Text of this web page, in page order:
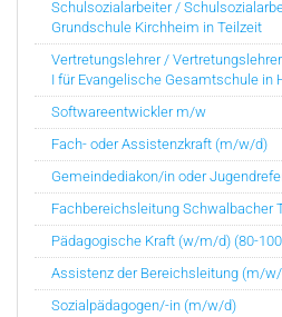
Schulsozialarbeiter /
Grundschule Kirchheim in Teilzeit
Vertretungslehrer /
I für Evangelische Gesamtschule in
Softwareentwickler m/w
Fach- oder Assistenzkraft (m/w/d)
Gemeindediakon/in oder
Fachbereichsleitung Schwalbacher
Pädagogische Kraft (w/m/d) (80-
Assistenz der Bereichsleitung (m/
Sozialpädagogen/-in (m/w/d)